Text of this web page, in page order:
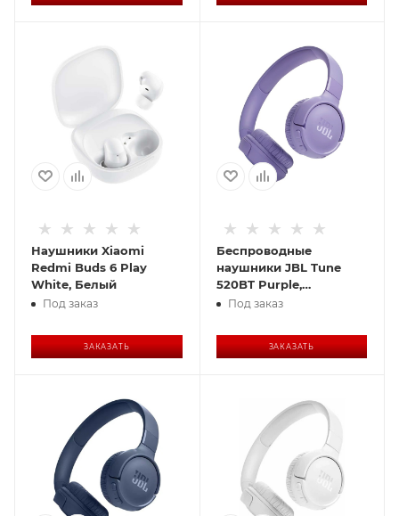
Наушники Xiaomi
Redmi Buds 6 Play
White, Белый
Под заказ
ЗАКАЗАТЬ
Беспроводные
наушники JBL Tune
520BT Purple,
фиолетовый
Под заказ
ЗАКАЗАТЬ